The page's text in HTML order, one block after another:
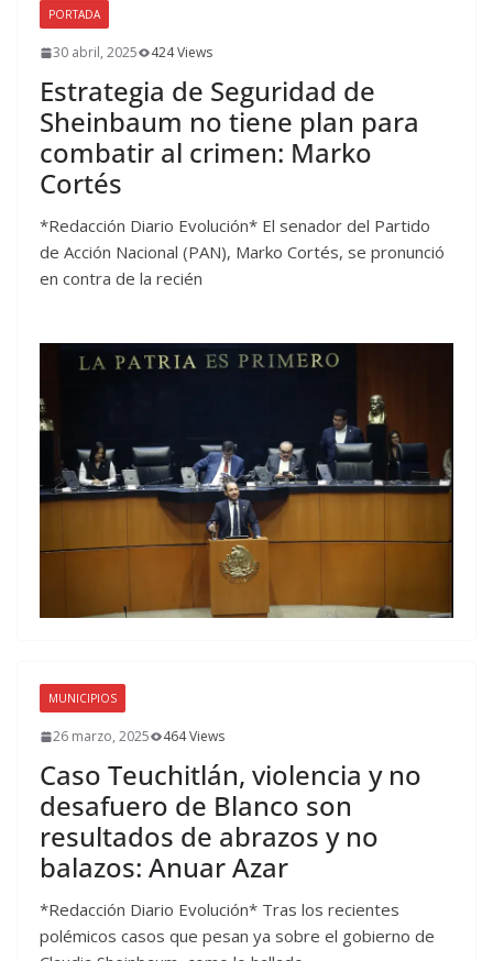
PORTADA
30 abril, 2025 424 Views
Estrategia de Seguridad de
Sheinbaum no tiene plan para
combatir al crimen: Marko
Cortés
*Redacción Diario Evolución* El senador del Partido
de Acción Nacional (PAN), Marko Cortés, se pronunció
en contra de la recién
MUNICIPIOS
26 marzo, 2025 464 Views
Caso Teuchitlán, violencia y no
desafuero de Blanco son
resultados de abrazos y no
balazos: Anuar Azar
*Redacción Diario Evolución* Tras los recientes
polémicos casos que pesan ya sobre el gobierno de